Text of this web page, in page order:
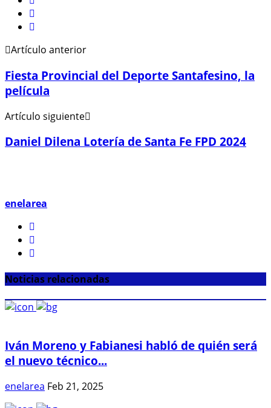
Artículo anterior
Fiesta Provincial del Deporte Santafesino, la
película
Artículo siguiente
Daniel Dilena Lotería de Santa Fe FPD 2024
enelarea
Noticias relacionadas
Iván Moreno y Fabianesi habló de quién será
el nuevo técnico...
enelarea Feb 21, 2025